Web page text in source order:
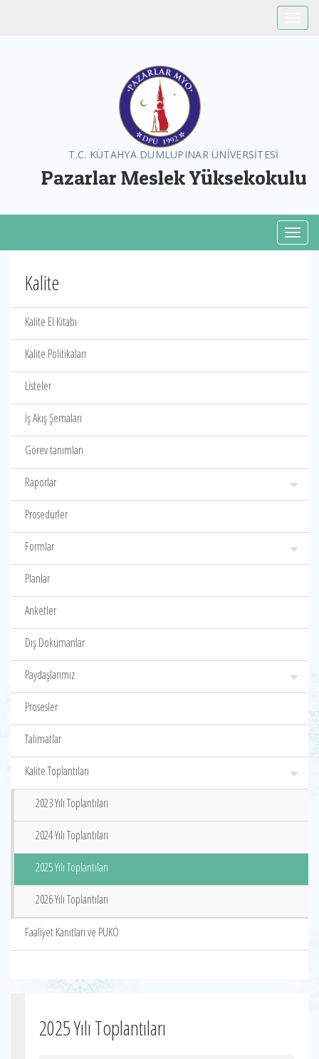
T.C. KÜTAHYA DUMLUPINAR ÜNİVERSİTESİ
Pazarlar Meslek Yüksekokulu
Kalite
Kalite El Kitabı
Kalite Politikaları
Listeler
İş Akış Şemaları
Görev tanımları
Raporlar
Prosedürler
Formlar
Planlar
Anketler
Dış Dokümanlar
Paydaşlarımız
Prosesler
Talimatlar
Kalite Toplantıları
2023 Yılı Toplantıları
2024 Yılı Toplantıları
2025 Yılı Toplantıları
2026 Yılı Toplantıları
Faaliyet Kanıtları ve PUKÖ
2025 Yılı Toplantıları